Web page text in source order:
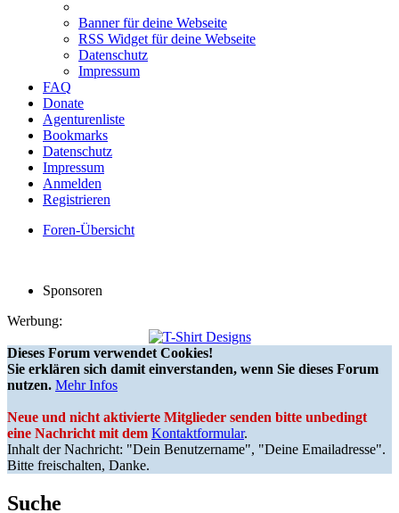
Banner für deine Webseite
RSS Widget für deine Webseite
Datenschutz
Impressum
FAQ
Donate
Agenturenliste
Bookmarks
Datenschutz
Impressum
Anmelden
Registrieren
Foren-Übersicht
Sponsoren
Werbung:
Dieses Forum verwendet Cookies!
Sie erklären sich damit einverstanden, wenn Sie dieses Forum
nutzen. Mehr Infos
Neue und nicht aktivierte Mitglieder senden bitte unbedingt
eine Nachricht mit dem Kontaktformular.
Inhalt der Nachricht: "Dein Benutzername", "Deine Emailadresse".
Bitte freischalten, Danke.
Suche